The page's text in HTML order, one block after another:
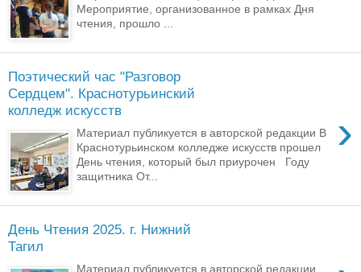
Мероприятие, организованное в рамках Дня
чтения, прошло ...
Поэтический час "Разговор
Сердцем". Краснотурьинский
колледж искусств
›
Материал публикуется в авторской редакции В
Краснотурьинском колледже искусств прошел
День чтения, который был приурочен Году
защитника От...
День Чтения 2025. г. Нижний
Тагил
Материал публикуется в авторской редакции